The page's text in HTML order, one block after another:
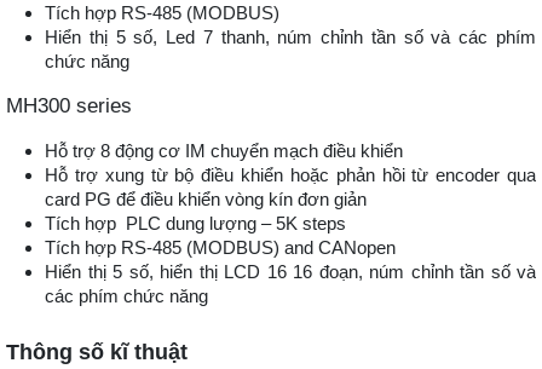
Tích hợp RS-485 (MODBUS)
Hiển thị 5 số, Led 7 thanh, núm chỉnh tần số và các phím
chức năng
MH300 series
Hỗ trợ 8 động cơ IM chuyển mạch điều khiển
Hỗ trợ xung từ bộ điều khiển hoặc phản hồi từ encoder qua
card PG để điều khiển vòng kín đơn giản
Tích hợp PLC dung lượng – 5K steps
Tích hợp RS-485 (MODBUS) and CANopen
Hiển thị 5 số, hiển thị LCD 16 16 đoạn, núm chỉnh tần số và
các phím chức năng
Thông số kĩ thuật